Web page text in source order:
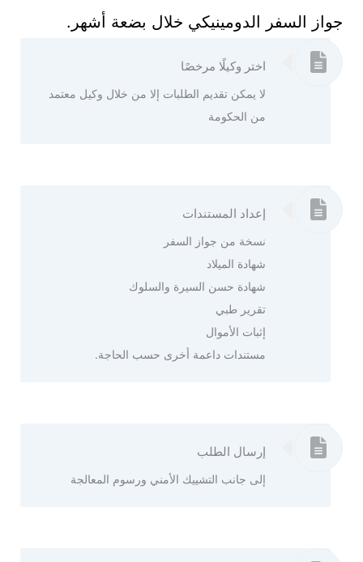
جواز السفر الدومينيكي خلال بضعة أشهر.
اختر وكيلًا مرخصًا
لا يمكن تقديم الطلبات إلا من خلال وكيل معتمد
من الحكومة
إعداد المستندات
نسخة من جواز السفر
شهادة الميلاد
شهادة حسن السيرة والسلوك
تقرير طبي
إثبات الأموال
مستندات داعمة أخرى حسب الحاجة.
إرسال الطلب
إلى جانب التشييك الأمني ورسوم المعالجة